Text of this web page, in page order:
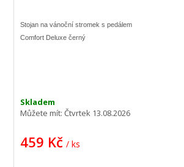
Skladem
Můžete mít:Čtvrtek 13.08.2026
459 Kč / ks
Stojan na vánoční stromek s pedálem
Comfort Deluxe černý